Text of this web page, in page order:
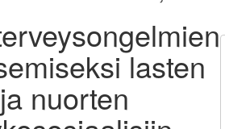
lasten
ja nuorten